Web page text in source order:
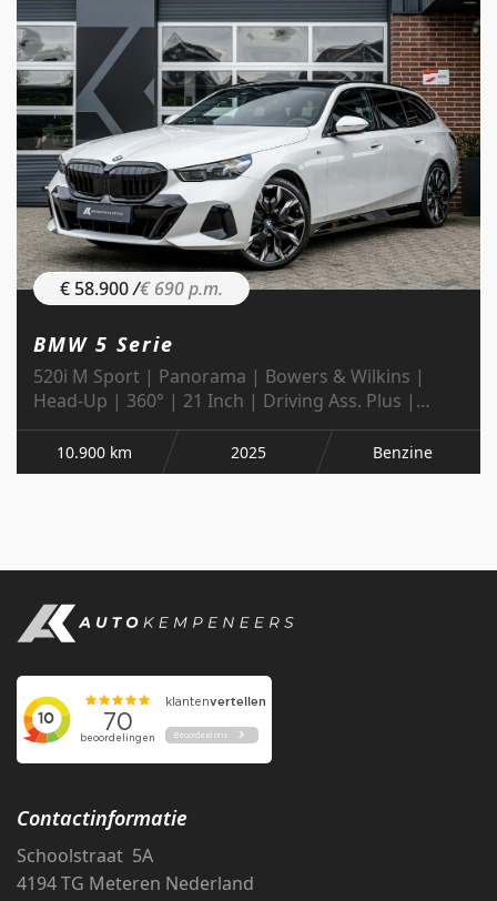
€ 58.900/€ 690 p.m.
BMW 5 Serie
520i M Sport | Panorama | Bowers & Wilkins |
Head-Up | 360° | 21 Inch | Driving Ass. Plus |
Trekhaak |
10.900 km 2025 Benzine
Contactinformatie
Schoolstraat 5A
4194 TG Meteren Nederland